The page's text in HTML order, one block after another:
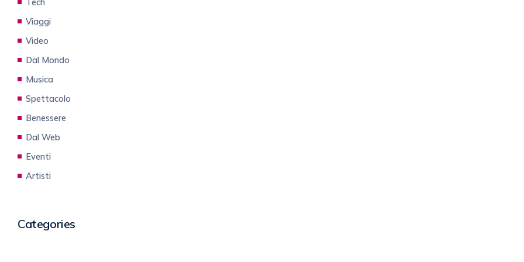
Viaggi
Video
Dal Mondo
Musica
Spettacolo
Benessere
Dal Web
Eventi
Artisti
Categories